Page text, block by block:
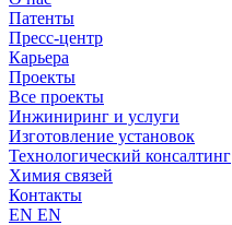
Патенты
Пресс-центр
Карьера
Проекты
Все проекты
Инжиниринг и услуги
Изготовление установок
Технологический консалтинг
Химия связей
Контакты
EN EN